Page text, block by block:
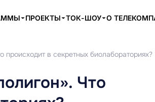
ПРОЕКТЫ ТОК-ШОУ О
в секретных биолабораториях?
Что